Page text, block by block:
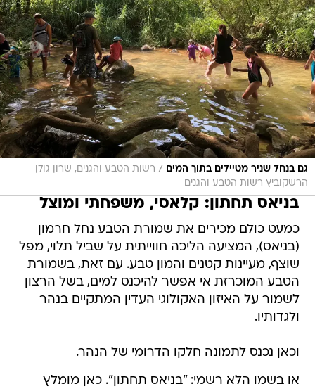
גם בנחל שניר מטיילים בתוך המים / רשות הטבע והגנים, שרון גולן
הרשקוביץ רשות הטבע והגנים
בניאס תחתון: קלאסי, משפחתי ומוצל
כמעט כולם מכירים את שמורת הטבע נחל חרמון
(בניאס), המציעה הליכה חווייתית על שביל תלוי, מפל
שוצף, מעיינות קטנים והמון טבע. עם זאת, בשמורת
הטבע המוכרזת אי אפשר להיכנס למים, בשל הרצון
לשמור על האיזון האקולוגי העדין המתקיים בנהר
ולגדותיו.
וכאן נכנס לתמונה חלקו הדרומי של הנהר.
או בשמו הלא רשמי: "בניאס תחתון". כאן מומלץ